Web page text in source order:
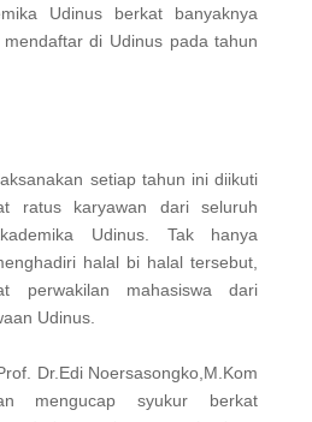
Udinus berkat banyaknya
di Udinus pada tahun
setiap tahun ini diikuti
ratus karyawan dari seluruh
Udinus. Tak hanya
halal bi halal tersebut,
perwakilan mahasiswa dari
Udinus.
Dr.Edi Noersasongko,M.Kom
mengucap syukur berkat